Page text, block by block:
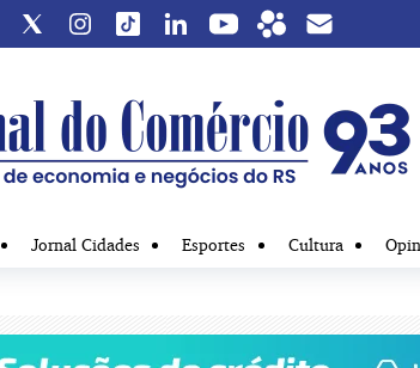
Jornal Cidades Esportes Cultura